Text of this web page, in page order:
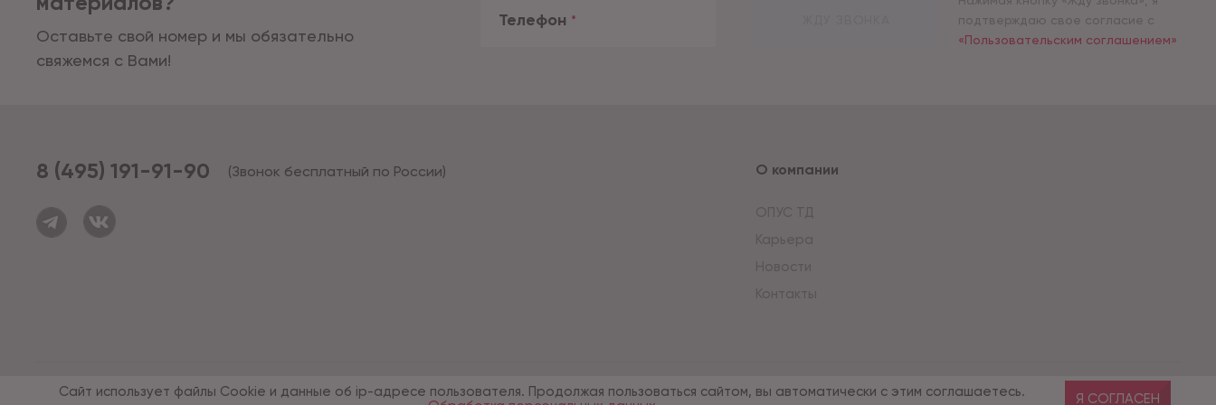
Оставьте свой номер и мы обязательно
свяжемся с Вами!
Телефон *
подтверждаю свое согласие с
«Пользовательским соглашением»
8 (495) 191-91-90 (Звонок бесплатный по России) О компании
ОПУС ТД
Карьера
Новости
Контакты
© 1994 - 2026*, «ОПУС ТД» Разработка сайта — компания «Факт»
Сайт использует файлы Cookie и данные об ip-адресе пользователя. Продолжая пользоваться сайтом, вы автоматически с этим соглашаетесь.
Я СОГЛАСЕН